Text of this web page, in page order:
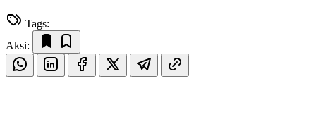
Tags:
Aksi: